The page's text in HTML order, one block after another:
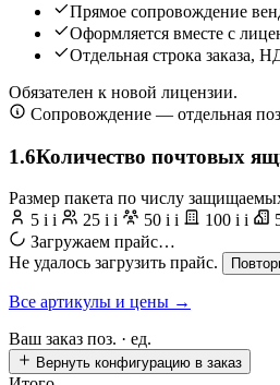
Прямое сопровождение
Оформляется вместе с
Отдельная строка заказа,
Обязателен к новой лицензии.
Сопровождение — отдельная
1.6Количество почтовых
Размер пакета по числу
5 i i 25 i i 50 i i 100 i i
Загружаем прайс…
Не удалось загрузить прайс.
Все артикулы и цены →
Ваш заказ поз. · ед.
Вернуть конфигурацию в заказ